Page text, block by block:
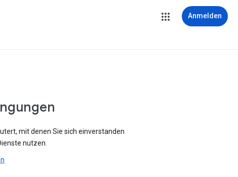
Anmelden
mit denen Sie sich einverstanden
nutzen.